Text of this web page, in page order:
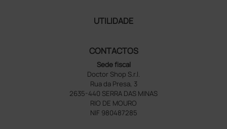
UTILIDADE
CONTACTOS
Sede fiscal
Doctor Shop S.r.l.
Rua da Presa, 3
2635-440 SERRA DAS MINAS
RIO DE MOURO
NIF 980487285